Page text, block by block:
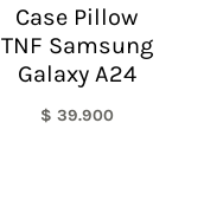
Case Pillow
TNF Samsung
Galaxy A24
$ 39.900